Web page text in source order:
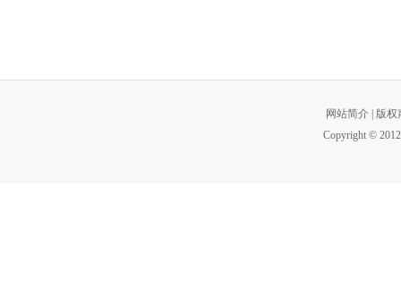
网站简介
版权
Copyright ©